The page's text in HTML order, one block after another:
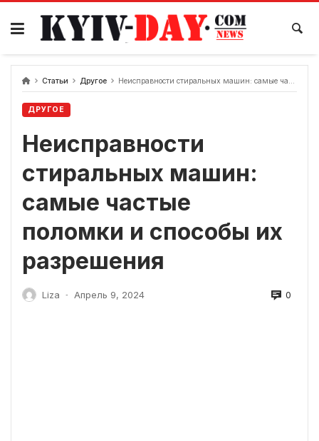
перейти
содержанию
Статьи Другое Неисправности стиральных машин: самые частые поломки и способы их разрешения
ДРУГОЕ
Неисправности
стиральных машин:
самые частые
поломки и способы их
разрешения
Liza - Апрель 9, 2024 0